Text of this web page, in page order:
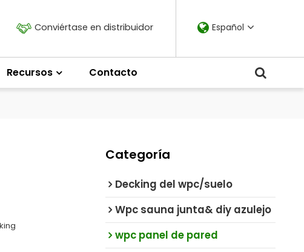
Conviértase en distribuidor
Recursos Contacto
Español
Categoría
Decking del wpc/suelo
Wpc sauna junta& diy azulejo
wpc panel de pared